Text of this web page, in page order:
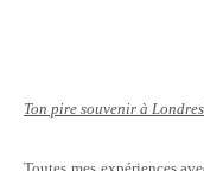
Ton pire souvenir à